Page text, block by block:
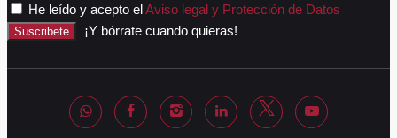
He leído y acepto elAviso legal y Protección de Datos
Suscribete ¡Y bórrate cuando quieras!